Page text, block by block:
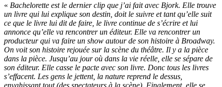
« Bachelorette est le dernier clip que j’ai fait avec Bjork. Elle trouve
un livre qui lui explique son destin, doit le suivre et tant qu’elle suit
ce que le livre lui dit de faire, le livre continue de s’écrire et lui
annonce qu’elle va rencontrer un éditeur. Elle va rencontrer un
producteur qui va faire un show autour de son histoire à Broadway.
On voit son histoire rejouée sur la scène du théâtre. Il y a la pièce
dans la pièce. Jusqu’au jour où dans la vie réelle, elle se sépare de
son éditeur. Elle casse le pacte avec son livre. Donc tous les livres
s’effacent. Les gens le jettent, la nature reprend le dessus,
envahissant tout (des spectateurs à la scène). Finalement, elle se